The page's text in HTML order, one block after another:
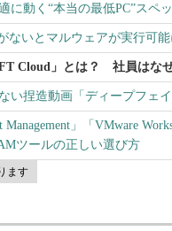
に動く“本当の最低PC”スペ
ないとマルウェアが実行可
Cloud」とは？ 社員はな
い捏造動画「ディープフェ
Management」「VMware
ツールの正しい選び方
ます